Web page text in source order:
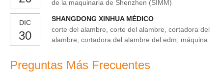
de la maquinaria de Shenzhen (SIMM)
DIC
30
SHANGDONG XINHUA MÉDICO
corte del alambre, corte del alambre, cortadora del
alambre, cortadora del alambre del edm, máquina
Preguntas Más Frecuentes